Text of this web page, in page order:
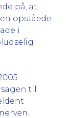
på, at
opståede
i
til